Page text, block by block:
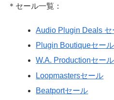
＊セール一覧：
Audio Plugin Deals セ
Plugin Boutiqueセール
W.A. Productionセール
Loopmastersセール
Beatportセール